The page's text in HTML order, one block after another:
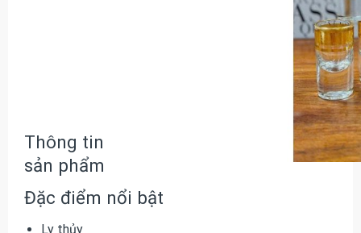
Thông tin
sản phẩm
Đặc điểm nổi bật
Ly thủy